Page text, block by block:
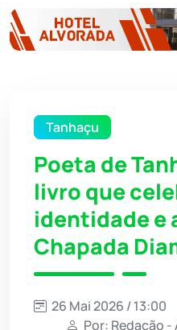
Tanhaçu
Poeta de
livro que
identidade e
Chapada
26 Mai 2026 / 13:00
Por: Redação